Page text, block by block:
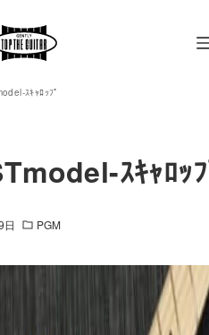
ｽｷｬﾛｯﾌﾟ
ｽｷｬﾛｯ
日 PGM